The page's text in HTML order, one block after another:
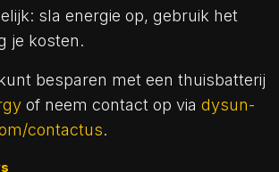
sla energie op, gebruik het
je kosten.
besparen met een thuisbatterij
of neem contact op via dysun-
contactus.